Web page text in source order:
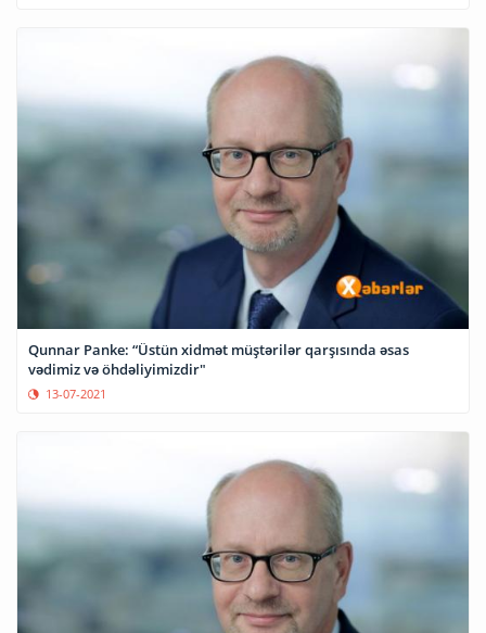
Qunnar Panke: “Üstün xidmət müştərilər qarşısında əsas
vədimiz və öhdəliyimizdir"
13-07-2021